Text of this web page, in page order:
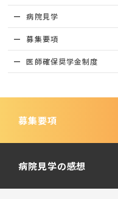
病院見学
募集要項
医師確保奨学金制度
募集要項
病院見学の感想